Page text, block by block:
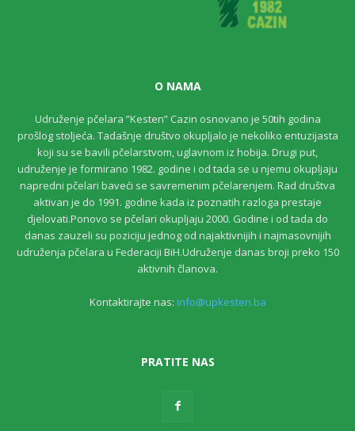
O NAMA
Udruženje pčelara ”Kesten” Cazin osnovano je 50tih godina
prošlog stoljeća. Tadašnje društvo okupljalo je nekoliko entuzijasta
koji su se bavili pčelarstvom, uglavnom iz hobija. Drugi put,
udruženje je formirano 1982. godine i od tada se u njemu okupljaju
napredni pčelari baveći se savremenim pčelarenjem. Rad društva
aktivan je do 1991. godine kada iz poznatih razloga prestaje
djelovati.Ponovo se pčelari okupljaju 2000. Godine i od tada do
danas zauzeli su poziciju jednog od najaktivnijih i najmasovnijih
udruženja pčelara u Federaciji BiH.Udruženje danas broji preko 150
aktivnih članova.
Kontaktirajte nas: info@upkesten.ba
PRATITE NAS